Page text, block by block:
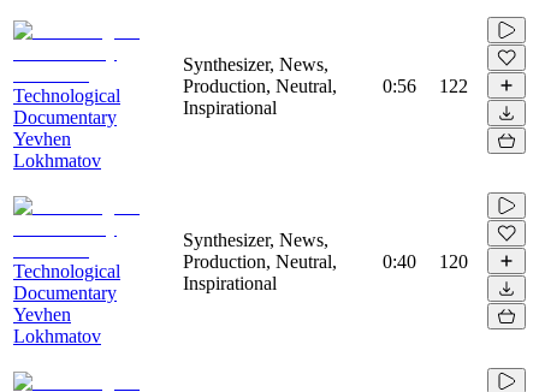
Technological
Documentary
Yevhen
Lokhmatov
Synthesizer, News,
Production, Neutral,
Inspirational
0:56 122
Technological
Documentary
Yevhen
Lokhmatov
Synthesizer, News,
Production, Neutral,
Inspirational
0:40 120